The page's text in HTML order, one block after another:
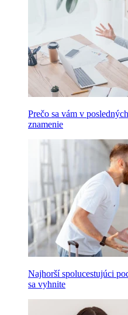
Prečo sa vám v
znamenie
Najhorší spolucestujúci
sa vyhnite